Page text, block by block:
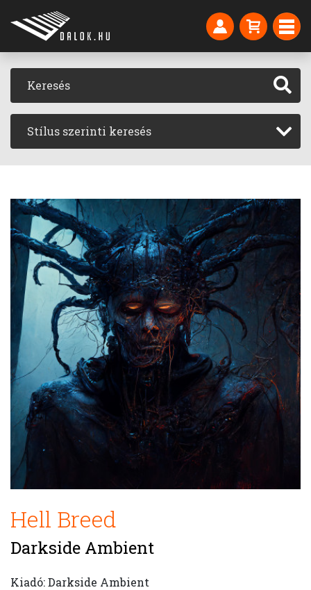
Stílus szerinti keresés
Hell Breed
Darkside Ambient
Kiadó: Darkside Ambient